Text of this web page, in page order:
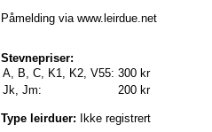
Påmelding via www.leirdue.net
Stevnepriser:
A, B, C, K1, K2, V55: 300 kr
Jk, Jm:
200 kr
Type leirduer: Ikke registrert